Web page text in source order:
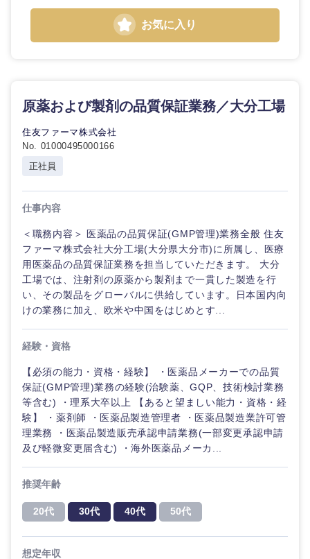
お気に入り
原薬および製剤の品質保証業務／大分工場
住友ファーマ株式会社
No. 01000495000166
正社員
仕事内容
＜職務内容＞ 医薬品の品質保証(GMP管理)業務全般 住友
ファーマ株式会社大分工場(大分県大分市)に所属し、医療
用医薬品の品質保証業務を担当していただきます。 大分
工場では、注射剤の原薬から製剤まで一貫した製造を行
い、その製品をグローバルに供給しています。日本国内向
けの業務に加え、欧米や中国をはじめとす...
経験・資格
【必須の能力・資格・経験】 ・医薬品メーカーでの品質
保証(GMP管理)業務の経験(治験薬、GQP、技術検討業務
等含む) ・理系大卒以上 【あると望ましい能力・資格・経
験】 ・薬剤師 ・医薬品製造管理者 ・医薬品製造業許可管
理業務 ・医薬品製造販売承認申請業務(一部変更承認申請
及び軽微変更届含む) ・海外医薬品メーカ...
推奨年齢
20代 30代 40代 50代
想定年収